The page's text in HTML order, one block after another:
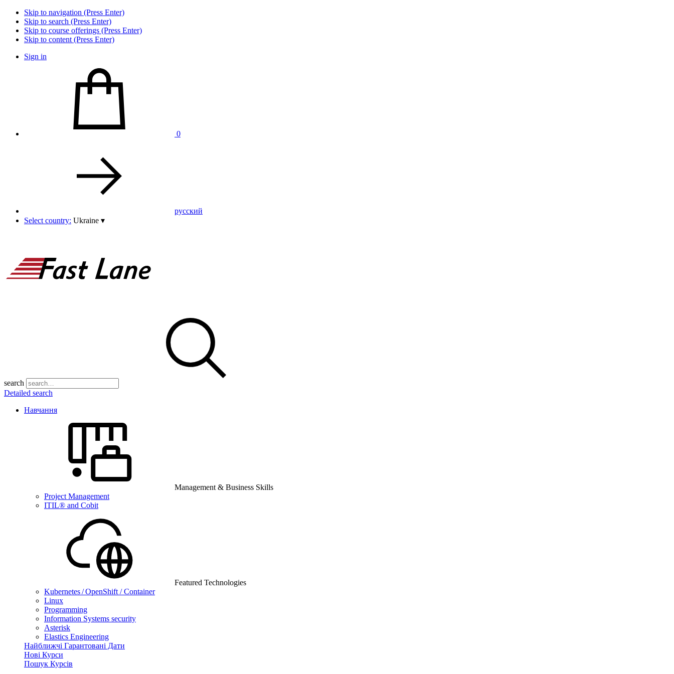
Skip to navigation (Press Enter)
Skip to search (Press Enter)
Skip to course offerings (Press Enter)
Skip to content (Press Enter)
Sign in
0
pусский
Select country: Ukraine ▾
search
Detailed search
Навчання
Management & Business Skills
Project Management
ITIL® and Cobit
Featured Technologies
Kubernetes / OpenShift / Container
Linux
Programming
Information Systems security
Asterisk
Elastics Engineering
Найближчі Гарантовані Дати
Нові Курси
Пошук Курсів